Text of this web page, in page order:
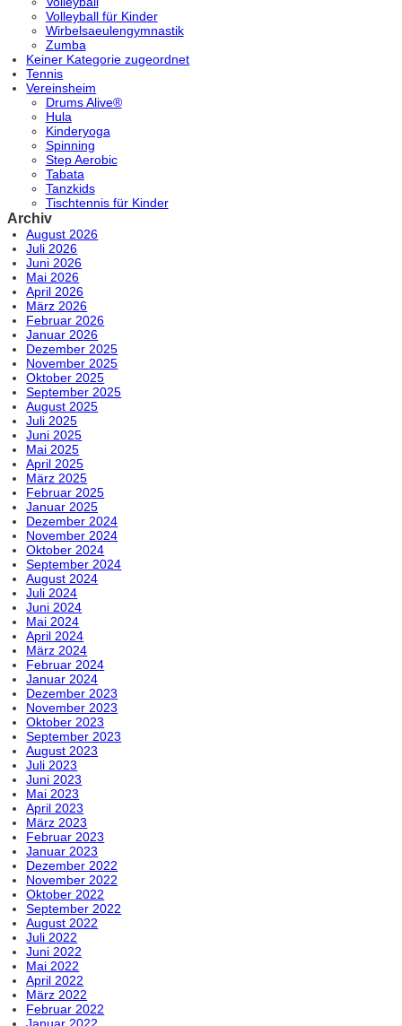
Volleyball für Kinder
Wirbelsaeulengymnastik
Zumba
Keiner Kategorie zugeordnet
Tennis
Vereinsheim
Drums Alive®
Hula
Kinderyoga
Spinning
Step Aerobic
Tabata
Tanzkids
Tischtennis für Kinder
Archiv
August 2026
Juli 2026
Juni 2026
Mai 2026
April 2026
März 2026
Februar 2026
Januar 2026
Dezember 2025
November 2025
Oktober 2025
September 2025
August 2025
Juli 2025
Juni 2025
Mai 2025
April 2025
März 2025
Februar 2025
Januar 2025
Dezember 2024
November 2024
Oktober 2024
September 2024
August 2024
Juli 2024
Juni 2024
Mai 2024
April 2024
März 2024
Februar 2024
Januar 2024
Dezember 2023
November 2023
Oktober 2023
September 2023
August 2023
Juli 2023
Juni 2023
Mai 2023
April 2023
März 2023
Februar 2023
Januar 2023
Dezember 2022
November 2022
Oktober 2022
September 2022
August 2022
Juli 2022
Juni 2022
Mai 2022
April 2022
März 2022
Februar 2022